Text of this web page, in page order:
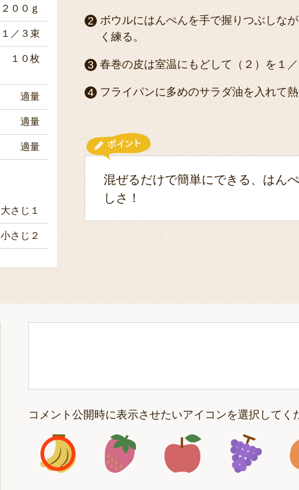
２００ｇ
１／３束
１０枚
適量
適量
適量
大さじ１
小さじ２
ボウルにはんぺんを手で握りつぶしな
く練る。
春巻の皮は室温にもどして（２）を１
フライパンに多めのサラダ油を入れて
混ぜるだけで簡単にできる、はん
しさ！
コメント公開時に表示させたいアイコンを選択してく
アイコン1 アイコン2 アイコン3 アイ